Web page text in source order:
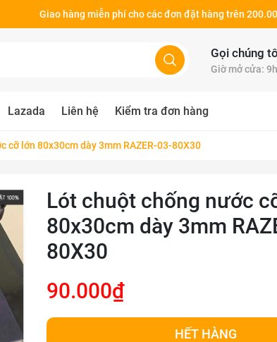
Giao hàng miễn phí cho các đơn đặt hàng trên
Gọi chúng
Giờ mở cửa:
Lazada Liên hệ Kiểm tra đơn hàng
cỡ lớn 80x30cm dày 3mm RAZER-03-80X30
Lót chuột chống nước
80x30cm dày 3mm
80X30
90.000₫
HẾT HÀNG